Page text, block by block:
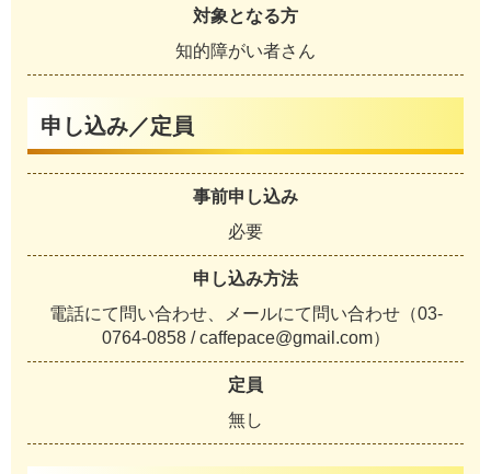
対象となる方
知的障がい者さん
申し込み／定員
事前申し込み
必要
申し込み方法
電話にて問い合わせ、メールにて問い合わせ（03-
0764-0858 / caffepace@gmail.com）
定員
無し